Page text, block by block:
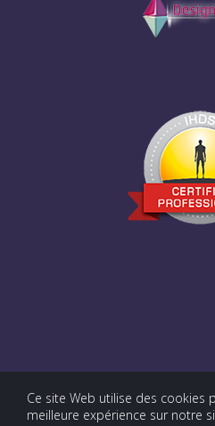
Ce site Web utilise des cookies
meilleure expérience sur notre